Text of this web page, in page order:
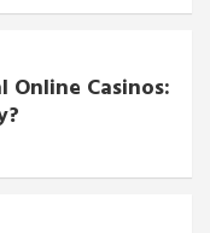
Casinos: